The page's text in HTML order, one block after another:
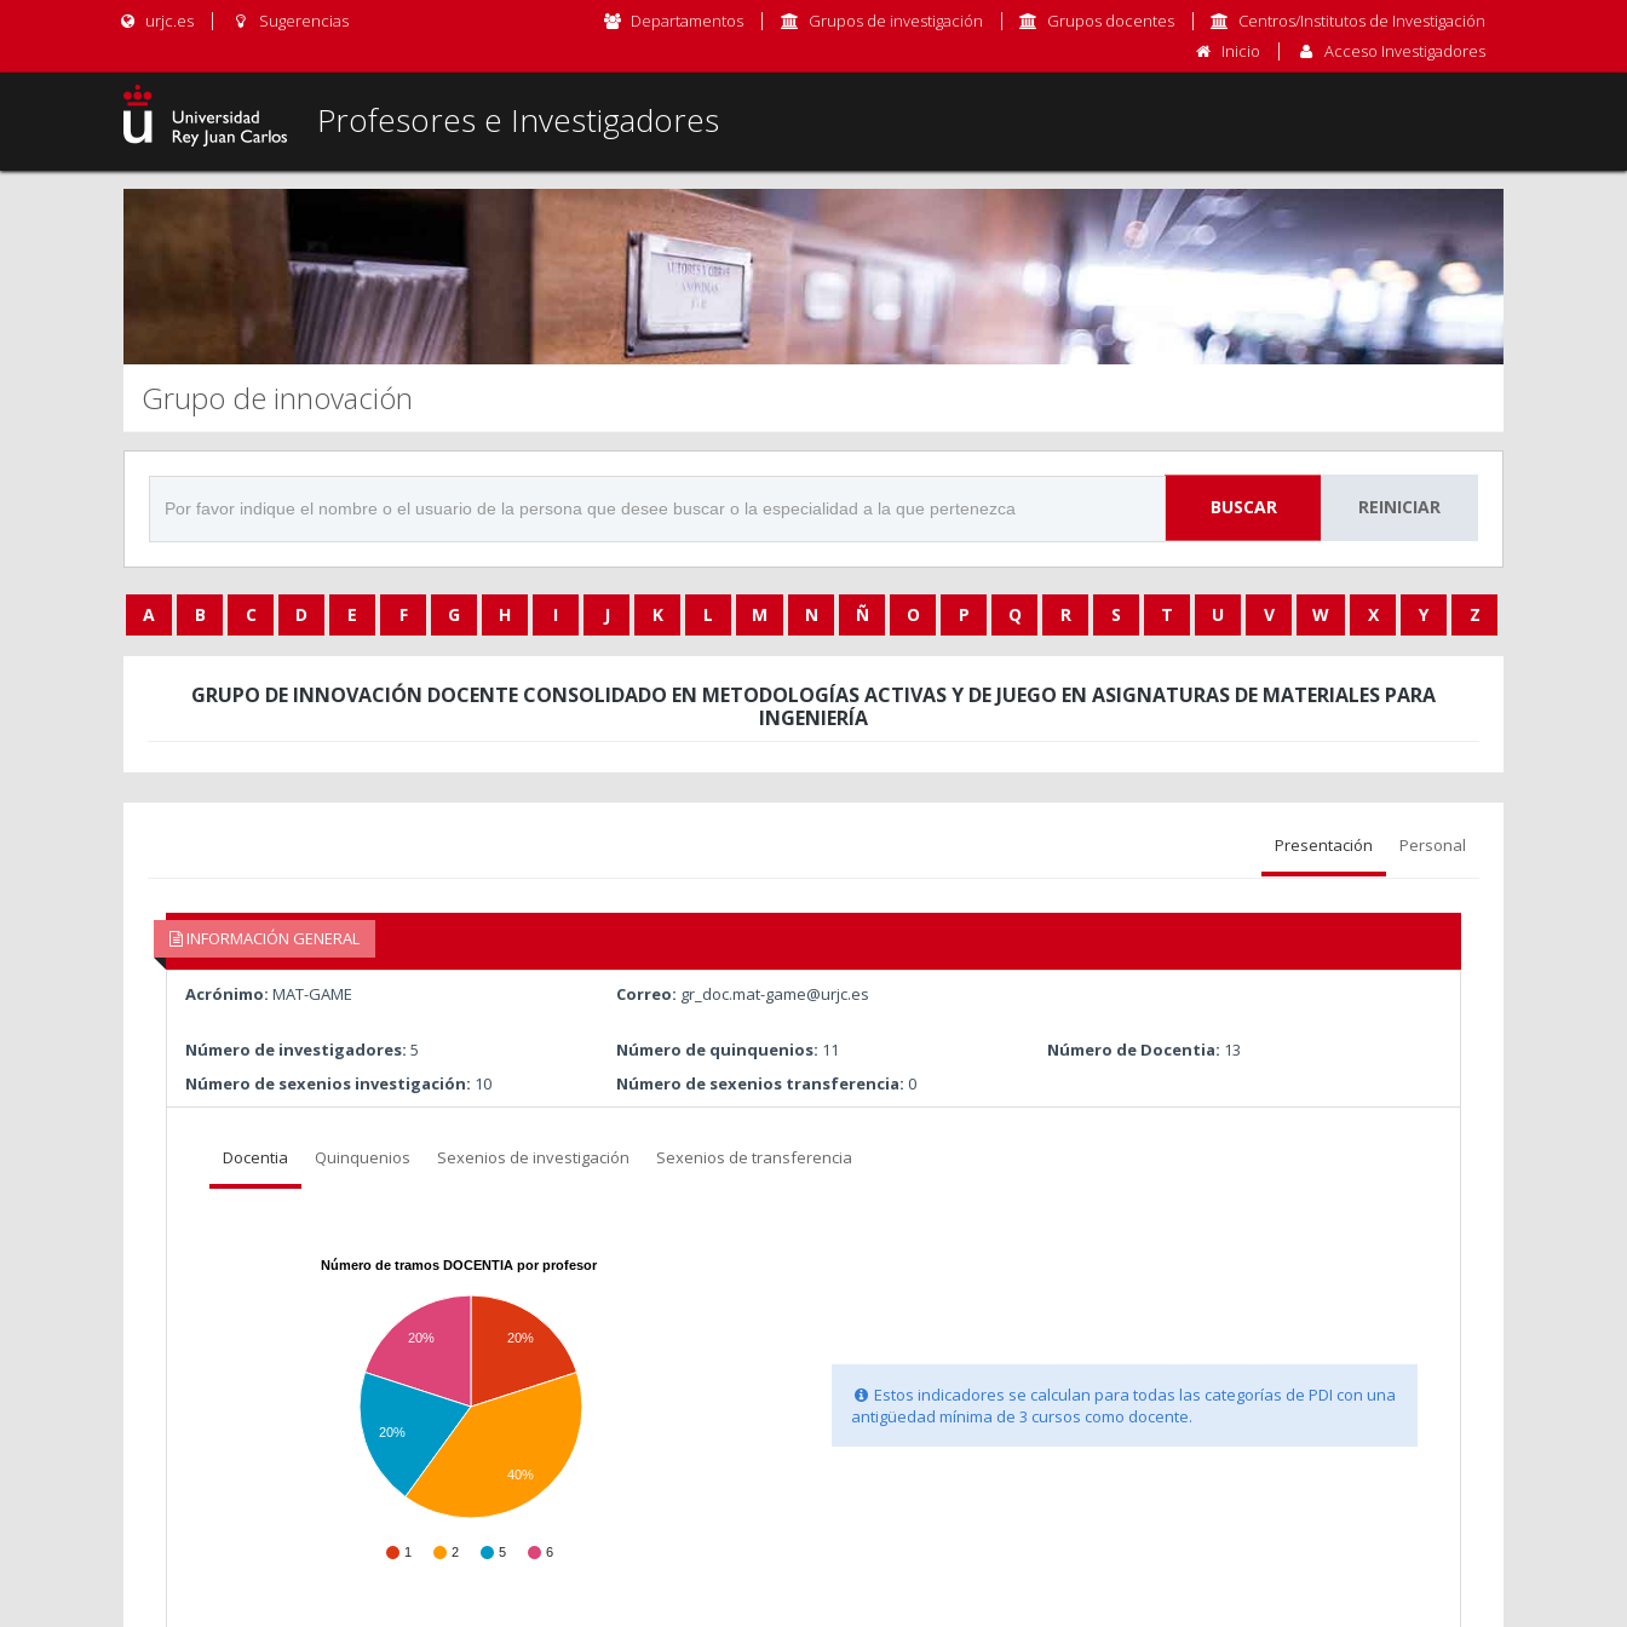
urjc.es Sugerencias Departamentos Grupos de investigación Grupos docentes
Centros/Institutos de Investigación
Inicio
Acceso Investigadores
Profesores e Investigadores
Grupo de innovación
BUSCAR REINICIAR
A B C D E F G H I J K L M N Ñ O P Q R S T U V W X Y Z
GRUPO DE INNOVACIÓN DOCENTE CONSOLIDADO EN METODOLOGÍAS ACTIVAS Y DE JUEGO EN ASIGNATURAS DE MATERIALES PARA
INGENIERÍA
Presentación Personal
INFORMACIÓN GENERAL
Acrónimo: MAT-GAME Correo: gr_doc.mat-game@urjc.es
Número de investigadores: 5 Número de quinquenios: 11 Número de Docentia: 13
Número de sexenios investigación: 10 Número de sexenios transferencia: 0
Docentia Quinquenios Sexenios de investigación Sexenios de transferencia
Número de tramos DOCENTIA por profesor
1 2 5 6
20%
20%
20%
40%
Estos indicadores se calculan para todas las categorías de PDI con una
antigüedad mínima de 3 cursos como docente.